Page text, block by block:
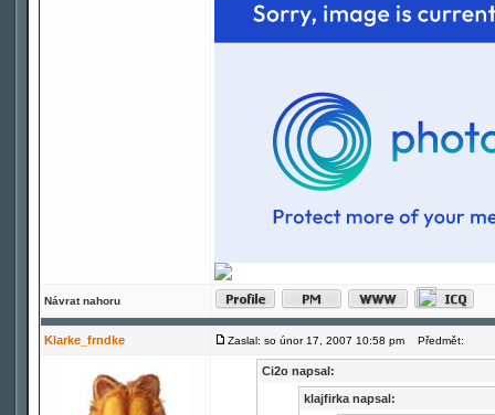
Návrat nahoru
Klarke_frndke Zaslal: so únor 17, 2007 10:58 pm Předmět:
Ci2o napsal:
klajfirka napsal: